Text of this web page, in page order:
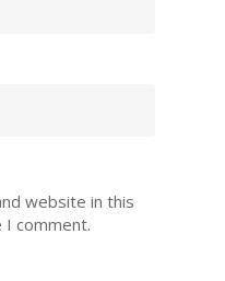
website in this
comment.